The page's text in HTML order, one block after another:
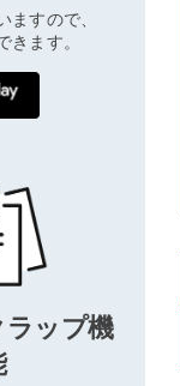
すので、
ます。
ップ機